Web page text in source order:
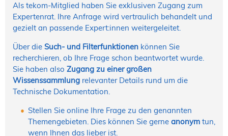
Als tekom-Mitglied haben Sie exklusiven Zugang zum
Expertenrat. Ihre Anfrage wird vertraulich behandelt und
gezielt an passende Expert:innen weitergeleitet.
Über die Such- und Filterfunktionen können Sie
recherchieren, ob Ihre Frage schon beantwortet wurde.
Sie haben also Zugang zu einer großen
Wissenssammlung relevanter Details rund um die
Technische Dokumentation.
Stellen Sie online Ihre Frage zu den genannten
Themengebieten. Dies können Sie gerne anonym tun,
wenn Ihnen das lieber ist.